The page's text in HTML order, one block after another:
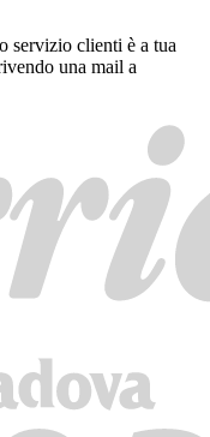
servizio clienti è a tua
una mail a